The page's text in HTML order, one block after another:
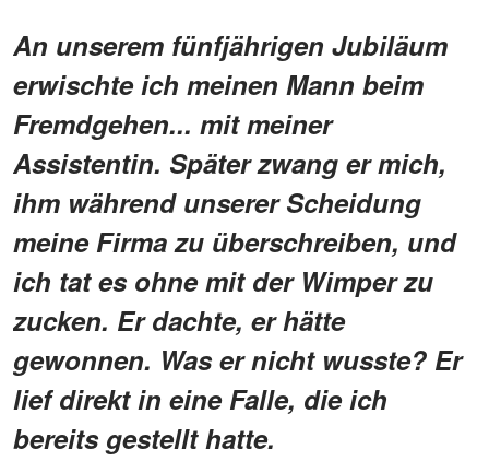
An unserem fünfjährigen Jubiläum
erwischte ich meinen Mann beim
Fremdgehen... mit meiner
Assistentin. Später zwang er mich,
ihm während unserer Scheidung
meine Firma zu überschreiben, und
ich tat es ohne mit der Wimper zu
zucken. Er dachte, er hätte
gewonnen. Was er nicht wusste? Er
lief direkt in eine Falle, die ich
bereits gestellt hatte.